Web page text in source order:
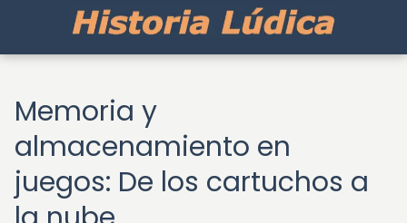
Memoria y
almacenamiento en
juegos: De los cartuchos a